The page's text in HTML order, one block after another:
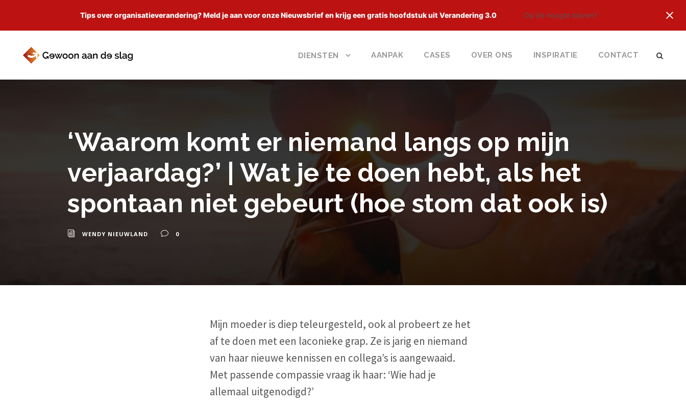
Tips over organisatieverandering? Meld je aan voor onze Nieuwsbrief en krijg een gratis hoofdstuk uit Verandering 3.0 Op de hoogte blijven?
DIENSTEN AANPAK CASES OVER ONS INSPIRATIE CONTACT
‘Waarom komt er niemand langs op mijn
verjaardag?’ | Wat je te doen hebt, als het
spontaan niet gebeurt (hoe stom dat ook is)
WENDY NIEUWLAND 0
Mijn moeder is diep teleurgesteld, ook al probeert ze het
af te doen met een laconieke grap. Ze is jarig en niemand
van haar nieuwe kennissen en collega’s is aangewaaid.
Met passende compassie vraag ik haar: ‘Wie had je
allemaal uitgenodigd?’